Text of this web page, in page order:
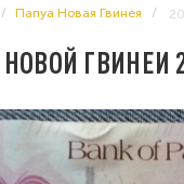
Папуа Новая Гвинея
ГВИНЕИ